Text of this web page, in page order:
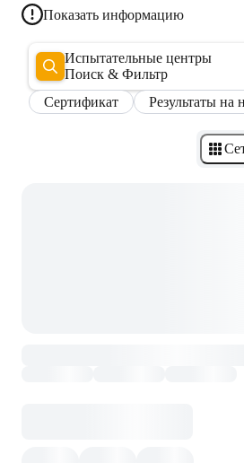
Показать информацию
Испытательные центры
Поиск & Фильтр
Сертификат
Результаты на